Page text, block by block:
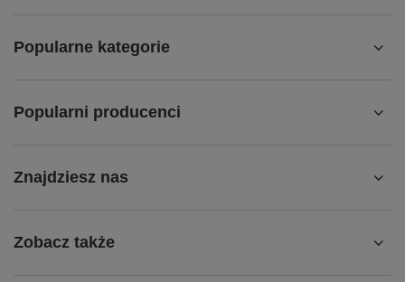
Popularne kategorie
Popularni producenci
Znajdziesz nas
Zobacz także